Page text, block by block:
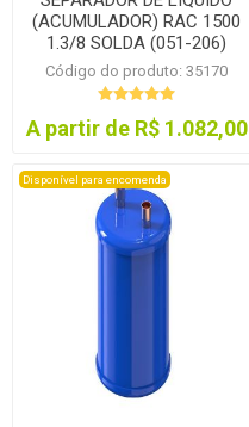
(ACUMULADOR) RAC 1500
1.3/8 SOLDA (051-206)
Código do produto: 35170
A partir de R$ 1.082,00
Disponível para encomenda